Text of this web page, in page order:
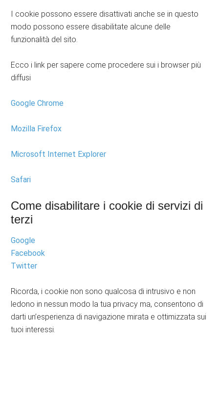
I cookie possono essere disattivati anche se in questo
modo possono essere disabilitate alcune delle
funzionalità del sito.
Ecco i link per sapere come procedere sui i browser più
diffusi
Google Chrome
Mozilla Firefox
Microsoft Internet Explorer
Safari
Come disabilitare i cookie di servizi di
terzi
Google
Facebook
Twitter
Ricorda, i cookie non sono qualcosa di intrusivo e non
ledono in nessun modo la tua privacy ma, consentono di
darti un’esperienza di navigazione mirata e ottimizzata sui
tuoi interessi.